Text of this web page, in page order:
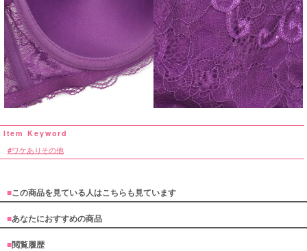
ワケありその他
■この商品を見ている人はこちらも見ています
■あなたにおすすめの商品
■閲覧履歴